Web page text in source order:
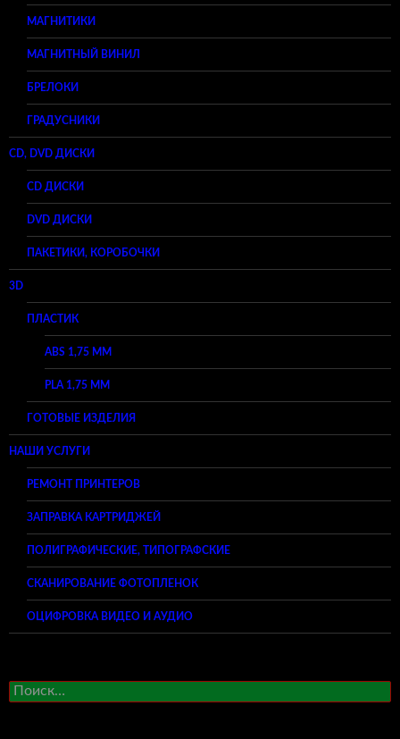
МАГНИТИКИ
МАГНИТНЫЙ ВИНИЛ
БРЕЛОКИ
ГРАДУСНИКИ
CD, DVD ДИСКИ
CD ДИСКИ
DVD ДИСКИ
ПАКЕТИКИ, КОРОБОЧКИ
3D
ПЛАСТИК
ABS 1,75 ММ
PLA 1,75 ММ
ГОТОВЫЕ ИЗДЕЛИЯ
НАШИ УСЛУГИ
РЕМОНТ ПРИНТЕРОВ
ЗАПРАВКА КАРТРИДЖЕЙ
ПОЛИГРАФИЧЕСКИЕ, ТИПОГРАФСКИЕ
СКАНИРОВАНИЕ ФОТОПЛЕНОК
ОЦИФРОВКА ВИДЕО И АУДИО
Найти: